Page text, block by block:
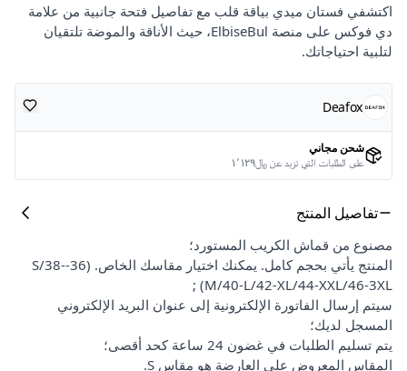
اكتشفي فستان ميدي بياقة قلب مع تفاصيل فتحة جانبية من علامة
دي فوكس على منصة ElbiseBul، حيث الأناقة والموضة تلتقيان
لتلبية احتياجاتك.
Deafox
شحن مجاني
على الطلبات التي تزيد عن ﷼١٬١٢٩
تفاصيل المنتج
مصنوع من قماش الكريب المستورد؛
المنتج يأتي بحجم كامل. يمكنك اختيار مقاسك الخاص. (36-S/38-
M/40-L/42-XL/44-XXL/46-3XL) ;
سيتم إرسال الفاتورة الإلكترونية إلى عنوان البريد الإلكتروني
المسجل لديك؛
يتم تسليم الطلبات في غضون 24 ساعة كحد أقصى؛
المقاس المعروض على العارضة هو مقاس S.